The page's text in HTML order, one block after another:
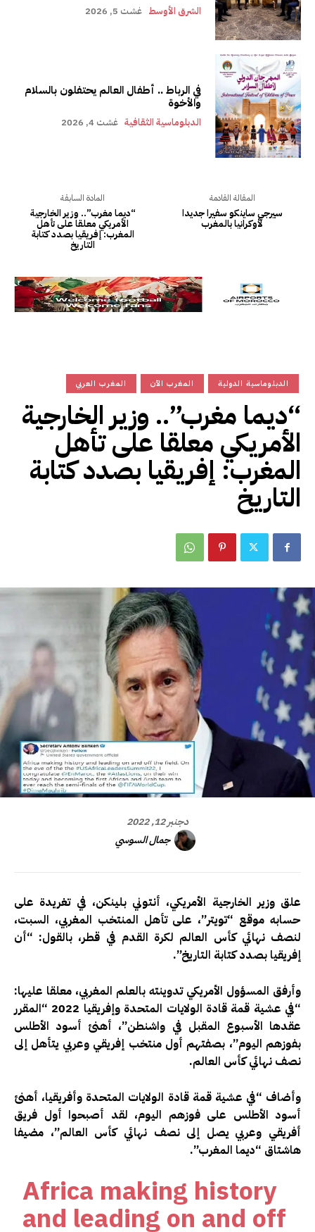
الشرق الأوسط غشت 5, 2026
في الرباط .. أطفال العالم يحتفلون بالسلام
والأخوة
الدبلوماسية الثقافية غشت 4, 2026
المادة السابقة
“ديما مغرب”.. وزير الخارجية
الأمريكي معلقا على تأهل
المغرب: إفريقيا بصدد كتابة
التاريخ
المقالة القادمة
سيرجي ساينكو سفيرا جديدا
لأوكرانيا بالمغرب